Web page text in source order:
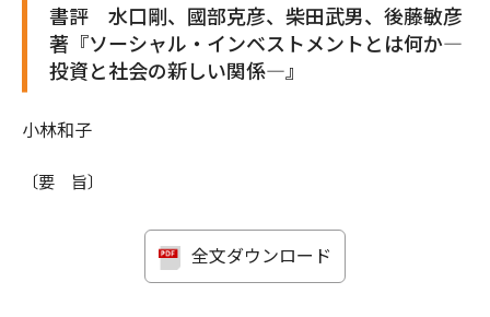
書評 水口剛、國部克彦、柴田武男、後藤敏彦
著『ソーシャル・インベストメントとは何か―
投資と社会の新しい関係―』
小林和子
〔要 旨〕
全文ダウンロード